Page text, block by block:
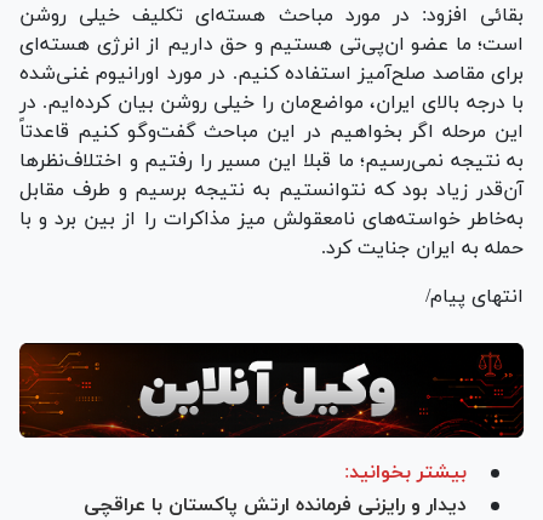
بقائی افزود: در مورد مباحث هسته‌ای تکلیف خیلی روشن
است؛ ما عضو ان‌پی‌تی هستیم و حق داریم از انرژی هسته‌ای
برای مقاصد صلح‌آمیز استفاده کنیم. در مورد اورانیوم غنی‌شده
با درجه بالای ایران، مواضع‌مان را خیلی روشن بیان کرده‌ایم. در
این مرحله اگر بخواهیم در این مباحث گفت‌وگو کنیم قاعدتاً
به نتیجه نمی‌رسیم؛ ما قبلا این مسیر را رفتیم و اختلاف‌نظرها
آن‌قدر زیاد بود که نتوانستیم به نتیجه برسیم و طرف مقابل
به‌خاطر خواسته‌های نامعقولش میز مذاکرات را از بین برد و با
حمله به ایران جنایت کرد.
انتهای پیام/
بیشتر بخوانید:
دیدار و رایزنی فرمانده ارتش پاکستان با عراقچی